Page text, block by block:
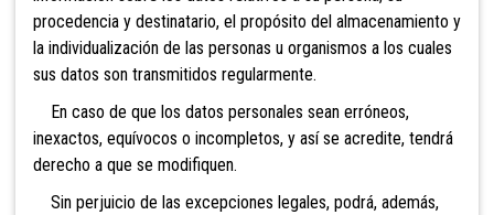
procedencia y destinatario, el propósito del almacenamiento y
la individualización de las personas u organismos a los cuales
sus datos son transmitidos regularmente.
En caso de que los datos personales sean erróneos,
inexactos, equívocos o incompletos, y así se acredite, tendrá
derecho a que se modifiquen.
Sin perjuicio de las excepciones legales, podrá, además,